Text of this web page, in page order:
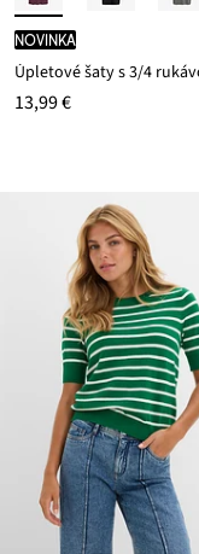
novinka
Úpletové šaty s 3/4
13,99 €